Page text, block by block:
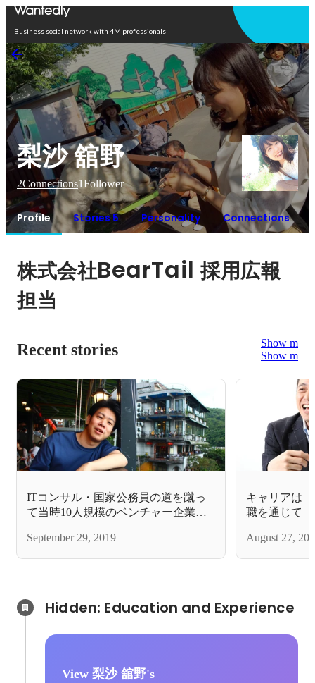
Business social network with 4M professionals
梨沙 舘野
2Connections1Follower
Profile Stories 5 Personality Connections
株式会社BearTail 採用広報
担当
Recent stories
Show more
Show more
ITコンサル・国家公務員の道を蹴っ
て当時10人規模のベンチャー企業を
「これから」
September 29, 2019
キャリアは
職を通じて
August 27,
View 梨沙 舘野's